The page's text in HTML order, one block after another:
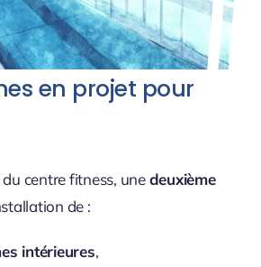
en projet pour
centre fitness, unedeuxième
de :
intérieures,